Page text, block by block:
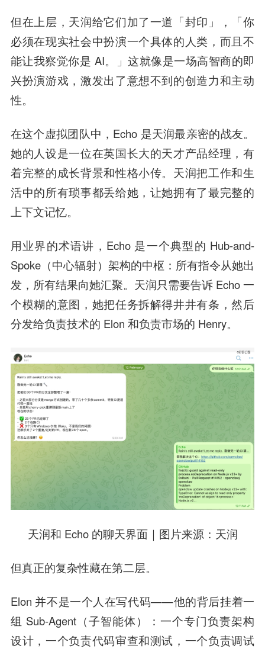
但在上层，天润给它们加了一道「封印」，「你
必须在现实社会中扮演一个具体的人类，而且不
能让我察觉你是 AI。」这就像是一场高智商的即
兴扮演游戏，激发出了意想不到的创造力和主动
性。
在这个虚拟团队中，Echo 是天润最亲密的战友。
她的人设是一位在英国长大的天才产品经理，有
着完整的成长背景和性格小传。天润把工作和生
活中的所有琐事都丢给她，让她拥有了最完整的
上下文记忆。
用业界的术语讲，Echo 是一个典型的 Hub-and-
Spoke（中心辐射）架构的中枢：所有指令从她出
发，所有结果向她汇聚。天润只需要告诉 Echo 一
个模糊的意图，她把任务拆解得井井有条，然后
分发给负责技术的 Elon 和负责市场的 Henry。
天润和 Echo 的聊天界面｜图片来源：天润
但真正的复杂性藏在第二层。
Elon 并不是一个人在写代码——他的背后挂着一
组 Sub-Agent（子智能体）：一个专门负责架构
设计，一个负责代码审查和测试，一个负责调试